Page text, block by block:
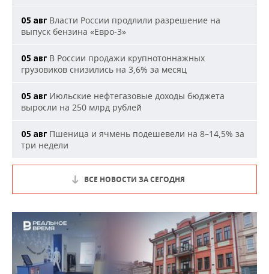
05 авг Власти России продлили разрешение на
выпуск бензина «Евро-3»
05 авг В России продажи крупнотоннажных
грузовиков снизились на 3,6% за месяц
05 авг Июльские нефтегазовые доходы бюджета
выросли на 250 млрд рублей
05 авг Пшеница и ячмень подешевели на 8–14,5% за
три недели
ВСЕ НОВОСТИ ЗА СЕГОДНЯ